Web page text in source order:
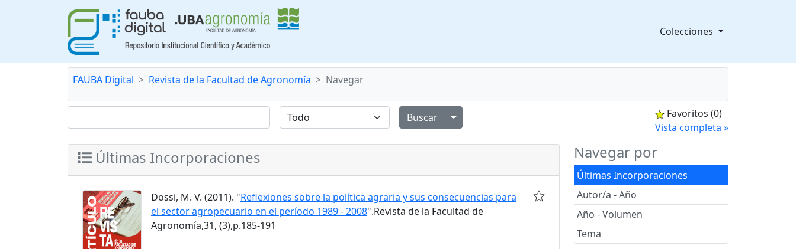
Colecciones
FAUBA Digital Revista de la Facultad de Agronomía Navegar
Alternar menú desplegable
Favoritos (0)
Vista completa »
Navegar por
Últimas Incorporaciones
Autor/a - Año
Año - Volumen
Tema
Últimas Incorporaciones
Dossi, M. V. (2011). "Reflexiones sobre la política agraria y sus consecuencias para
el sector agropecuario en el período 1989 - 2008".Revista de la Facultad de
Agronomía,31, (3),p.185-191